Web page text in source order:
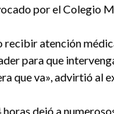
por el Colegio
recibir atención
para que
que va», advirtió al
dejó a